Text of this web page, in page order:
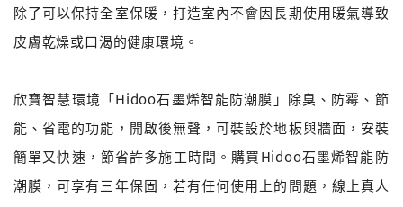
除了可以保持全室保暖，打造室內不會因長期使用暖氣導致
皮膚乾燥或口渴的健康環境。
欣寶智慧環境「Hidoo石墨烯智能防潮膜」除臭、防霉、節
能、省電的功能，開啟後無聲，可裝設於地板與牆面，安裝
簡單又快速，節省許多施工時間。購買Hidoo石墨烯智能防
潮膜，可享有三年保固，若有任何使用上的問題，線上真人